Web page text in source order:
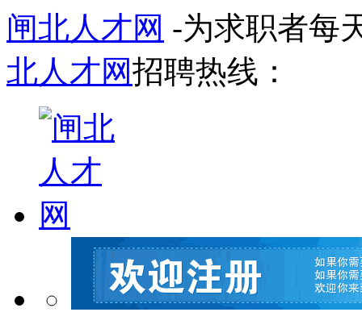
闸北人才网 -为求职者每
北人才网招聘热线：